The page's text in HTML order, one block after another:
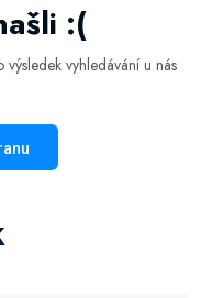
:(
vyhledávání u nás